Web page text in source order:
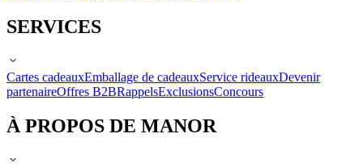
SERVICES
Cartes cadeauxEmballage de cadeauxService rideauxDevenir
partenaireOffres B2BRappelsExclusionsConcours
À PROPOS DE MANOR